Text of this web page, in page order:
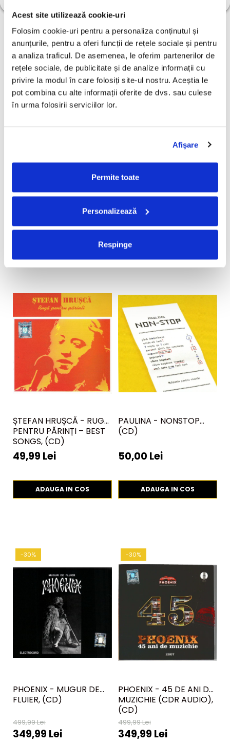
Acest site utilizează cookie-uri
Folosim cookie-uri pentru a personaliza conținutul și
anunțurile, pentru a oferi funcții de rețele sociale și pentru
a analiza traficul. De asemenea, le oferim partenerilor de
rețele sociale, de publicitate și de analize informații cu
privire la modul în care folosiți site-ul nostru. Aceștia le
pot combina cu alte informații oferite de dvs. sau culese
în urma folosirii serviciilor lor.
Afişare
Permite toate
Personalizează
Respinge
-30%
FLUIER, (CD)
349,99 Lei
PHOENIX - MUGUR DE
FLUIER, (CD)
280,00 Lei
ȘTEFAN HRUȘCĂ - RUGĂ
PENTRU PĂRINȚI – BEST
SONGS, (CD)
49,99 Lei
ADAUGA IN COS
PAULINA - NONSTOP
(CD)
50,00 Lei
ADAUGA IN COS
-30%
PHOENIX - MUGUR DE
FLUIER, (CD)
499,99 Lei
349,99 Lei
-30%
PHOENIX - 45 DE ANI DE
MUZICHIE (CDR AUDIO),
(CD)
499,99 Lei
349,99 Lei